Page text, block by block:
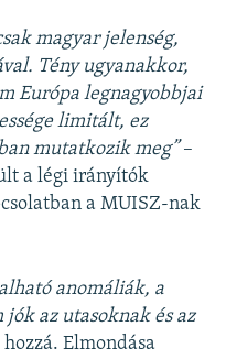
magyar jelenség,
Tény ugyanakkor,
Európa legnagyobbjai
limitált, ez
mutatkozik meg”–
a légi irányítók
a MUISZ-nak
anomáliák, a
az utasoknak és az
Elmondása